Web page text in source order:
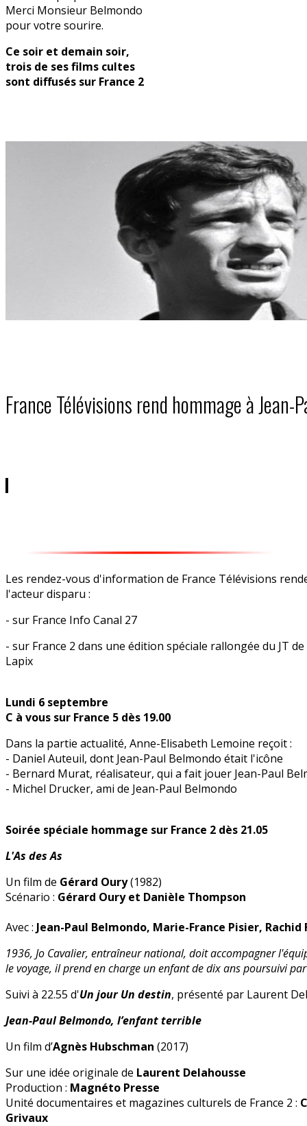
Merci Monsieur Belmondo
pour votre sourire.
Ce soir et demain soir,
trois de ses films cultes
sont diffusés sur France 2
France Télévisions rend hommage à Jean-
Les rendez-vous d'information de France Télévisions
l'acteur disparu :
- sur France Info Canal 27
- sur France 2 dans une édition spéciale rallongée du JT
Lapix
Lundi 6 septembre
C à vous sur France 5 dès 19.00
Dans la partie actualité, Anne-Elisabeth Lemoine reçoit :
- Daniel Auteuil, dont Jean-Paul Belmondo était l'icône
- Bernard Murat, réalisateur, qui a fait jouer Jean-Paul
- Michel Drucker, ami de Jean-Paul Belmondo
Soirée spéciale hommage sur France 2 dès 21.05
L'As des As
Un film de Gérard Oury(1982)
Scénario : Gérard Oury et Danièle Thompson
Avec : Jean-Paul Belmondo, Marie-France Pisier, Rachid
1936, Jo Cavalier, entraîneur national, doit accompagner
le voyage, il prend en charge un enfant de dix ans poursuivi
Suivi à 22.55 d'Un jour Un destin, présenté par Laurent
Jean-Paul Belmondo, l’enfant terrible
Un film d’Agnès Hubschman (2017)
Sur une idée originale de Laurent Delahousse
Production : Magnéto Presse
Unité documentaires et magazines culturels de France 2 :
Grivaux